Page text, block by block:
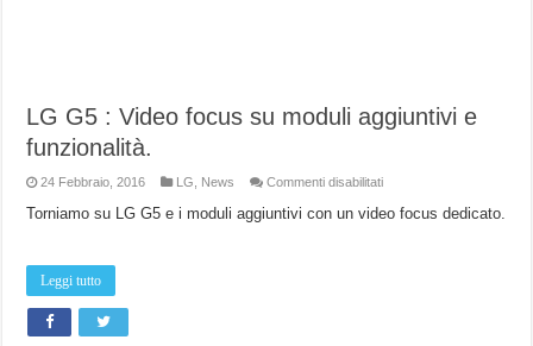
LG G5 : Video focus su moduli aggiuntivi e
funzionalità.
24 Febbraio, 2016 LG News Commenti disabilitatisu
G5
:
Torniamo su LG G5 e i moduli aggiuntivi con un video focus dedicato.
Leggi tutto